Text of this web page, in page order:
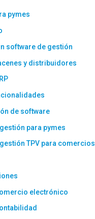
pymes
software de gestión
y distribuidores
de software
para pymes
TPV para comercios
electrónico